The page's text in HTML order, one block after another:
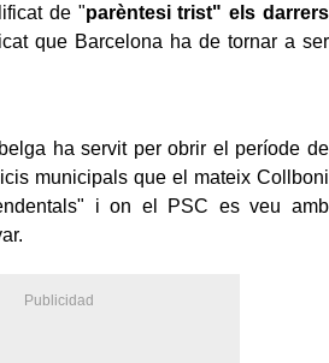
de "parèntesi trist" els darrers
que Barcelona ha de tornar a ser
ha servit per obrir el període de
municipals que el mateix Collboni
i on el PSC es veu amb